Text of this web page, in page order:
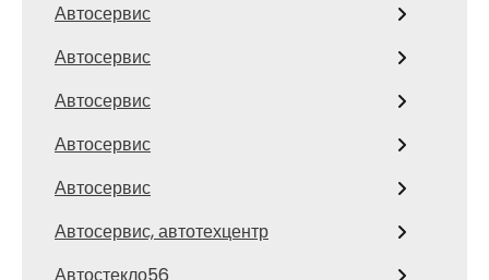
Автосервис
Автосервис
Автосервис
Автосервис
Автосервис
Автосервис, автотехцентр